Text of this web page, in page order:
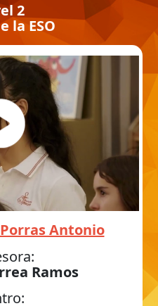
2
la ESO
Antonio
Ramos